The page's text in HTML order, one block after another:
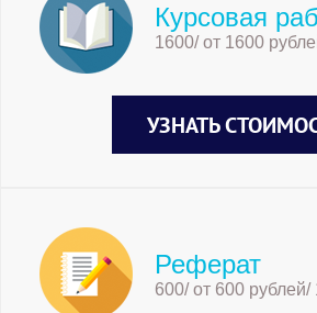
Курсовая
1600/ от 1600
УЗНАТЬ
Реферат
600/ от 600 рублей/